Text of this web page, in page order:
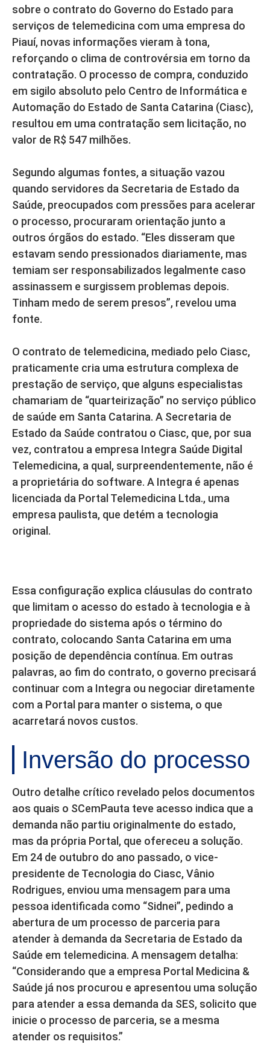
sobre o contrato do Governo do Estado para
serviços de telemedicina com uma empresa do
Piauí, novas informações vieram à tona,
reforçando o clima de controvérsia em torno da
contratação. O processo de compra, conduzido
em sigilo absoluto pelo Centro de Informática e
Automação do Estado de Santa Catarina (Ciasc),
resultou em uma contratação sem licitação, no
valor de R$ 547 milhões.
Segundo algumas fontes, a situação vazou
quando servidores da Secretaria de Estado da
Saúde, preocupados com pressões para acelerar
o processo, procuraram orientação junto a
outros órgãos do estado. “Eles disseram que
estavam sendo pressionados diariamente, mas
temiam ser responsabilizados legalmente caso
assinassem e surgissem problemas depois.
Tinham medo de serem presos”, revelou uma
fonte.
O contrato de telemedicina, mediado pelo Ciasc,
praticamente cria uma estrutura complexa de
prestação de serviço, que alguns especialistas
chamariam de “quarteirização” no serviço público
de saúde em Santa Catarina. A Secretaria de
Estado da Saúde contratou o Ciasc, que, por sua
vez, contratou a empresa Integra Saúde Digital
Telemedicina, a qual, surpreendentemente, não é
a proprietária do software. A Integra é apenas
licenciada da Portal Telemedicina Ltda., uma
empresa paulista, que detém a tecnologia
original.
Essa configuração explica cláusulas do contrato
que limitam o acesso do estado à tecnologia e à
propriedade do sistema após o término do
contrato, colocando Santa Catarina em uma
posição de dependência contínua. Em outras
palavras, ao fim do contrato, o governo precisará
continuar com a Integra ou negociar diretamente
com a Portal para manter o sistema, o que
acarretará novos custos.
Inversão do processo
Outro detalhe crítico revelado pelos documentos
aos quais o SCemPauta teve acesso indica que a
demanda não partiu originalmente do estado,
mas da própria Portal, que ofereceu a solução.
Em 24 de outubro do ano passado, o vice-
presidente de Tecnologia do Ciasc, Vânio
Rodrigues, enviou uma mensagem para uma
pessoa identificada como “Sidnei”, pedindo a
abertura de um processo de parceria para
atender à demanda da Secretaria de Estado da
Saúde em telemedicina. A mensagem detalha:
“Considerando que a empresa Portal Medicina &
Saúde já nos procurou e apresentou uma solução
para atender a essa demanda da SES, solicito que
inicie o processo de parceria, se a mesma
atender os requisitos.”